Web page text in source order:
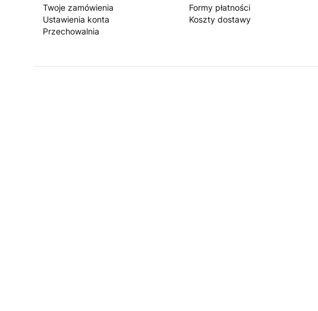
Twoje zamówienia
Ustawienia konta
Przechowalnia
Formy płatności
Koszty dostawy